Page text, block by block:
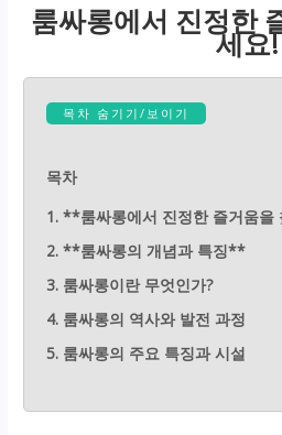
룸싸롱에서 진정한
세요!
목차 숨기기/보이기
목차
1. **룸싸롱에서 진정한 즐거움을
2. **룸싸롱의 개념과 특징**
3. 룸싸롱이란 무엇인가?
4. 룸싸롱의 역사와 발전 과정
5. 룸싸롱의 주요 특징과 시설